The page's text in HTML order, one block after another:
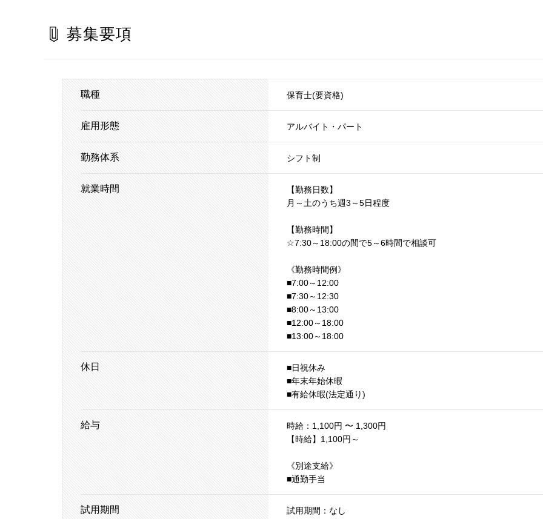
募集要項
職種 保育士(要資格)
雇用形態 アルバイト・パート
勤務体系 シフト制
就業時間
【勤務日数】
月～土のうち週3～5日程度
【勤務時間】
☆7:30～18:00の間で5～6時間で相談可
《勤務時間例》
■7:00～12:00
■7:30～12:30
■8:00～13:00
■12:00～18:00
■13:00～18:00
休日
■日祝休み
■年末年始休暇
■有給休暇(法定通り)
給与
時給：1,100円 〜 1,300円
【時給】1,100円～
《別途支給》
■通勤手当
試用期間 試用期間：なし